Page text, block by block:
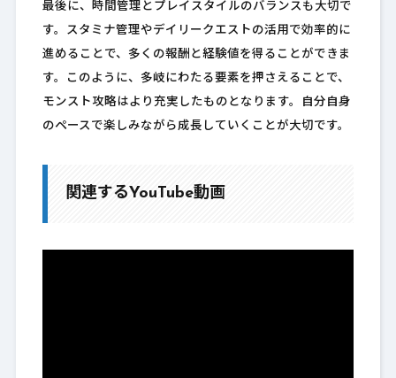
最後に、時間管理とプレイスタイルのバランスも大切で
す。スタミナ管理やデイリークエストの活用で効率的に
進めることで、多くの報酬と経験値を得ることができま
す。このように、多岐にわたる要素を押さえることで、
モンスト攻略はより充実したものとなります。自分自身
のペースで楽しみながら成長していくことが大切です。
関連するYouTube動画